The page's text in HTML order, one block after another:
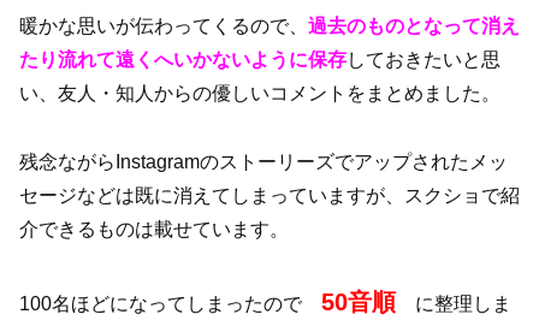
暖かな思いが伝わってくるので、 過去のものとなって消え
たり流れて遠くへいかないように保存しておきたいと思
い、友人・知人からの優しいコメントをまとめました。
残念ながらInstagramのストーリーズでアップされたメッ
セージなどは既に消えてしまっていますが、スクショで紹
介できるものは載せています。
100名ほどになってしまったので 50音順
に整理しま